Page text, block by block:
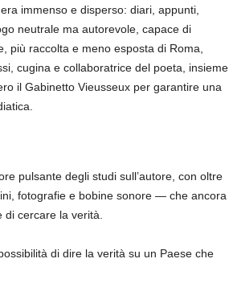
immenso e disperso: diari, appunti,
neutrale ma autorevole, capace di
più raccolta e meno esposta di Roma,
cugina e collaboratrice del poeta, insieme
il Gabinetto Vieusseux per garantire una
pulsante degli studi sull’autore, con oltre
fotografie e bobine sonore — che ancora
cercare la verità.
di dire la verità su un Paese che